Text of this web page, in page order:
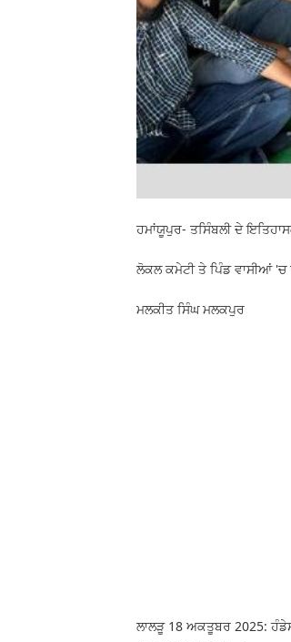
ਹਮਾਂਯੂਪੁਰ- ਤਸਿੰਬਲੀ ਦੇ
ਲੋਕਲ ਕਮੇਟੀ ਤੇ ਪਿੰਡ ਵਾਸੀਆਂ
ਮਲਕੀਤ ਸਿੰਘ ਮਲਕਪੁਰ
ਲਾਲੜੂ 18 ਅਕਤੂਬਰ 2025: